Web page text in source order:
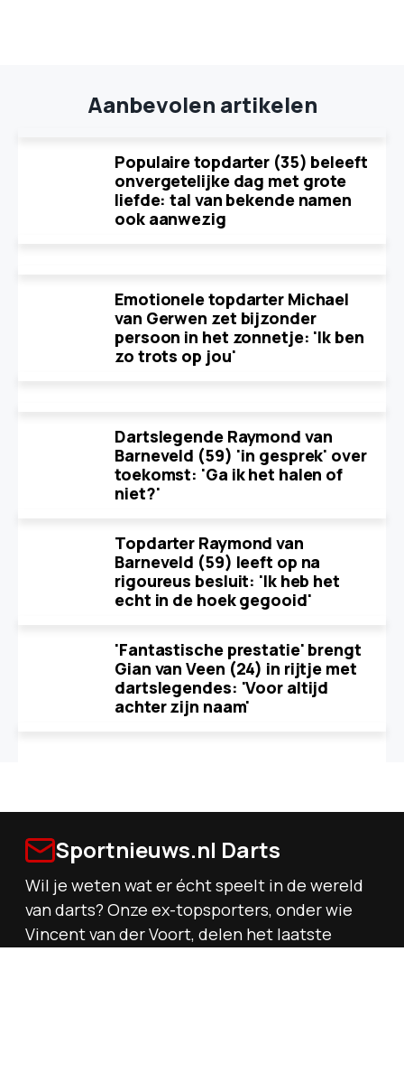
Aanbevolen artikelen
Populaire topdarter (35) beleeft
onvergetelijke dag met grote
liefde: tal van bekende namen
ook aanwezig
Emotionele topdarter Michael
van Gerwen zet bijzonder
persoon in het zonnetje: 'Ik ben
zo trots op jou'
Dartslegende Raymond van
Barneveld (59) 'in gesprek' over
toekomst: 'Ga ik het halen of
niet?'
Topdarter Raymond van
Barneveld (59) leeft op na
rigoureus besluit: 'Ik heb het
echt in de hoek gegooid'
'Fantastische prestatie' brengt
Gian van Veen (24) in rijtje met
dartslegendes: 'Voor altijd
achter zijn naam'